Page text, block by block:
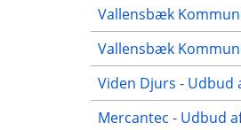
Vallensbæk
Vallensbæk
Viden Djurs - Udbud
Mercantec - Udbud